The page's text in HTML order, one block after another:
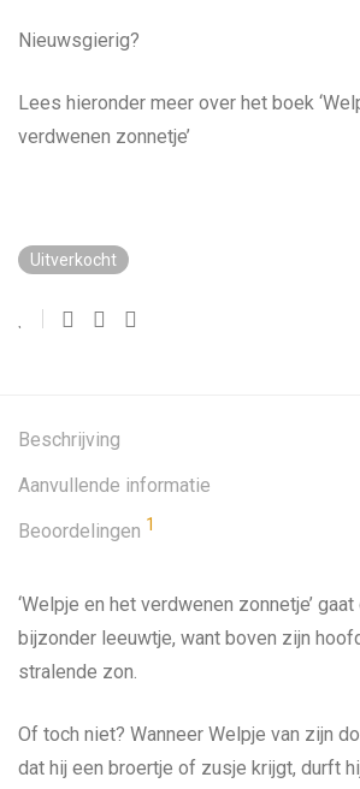
Nieuwsgierig?
Lees hieronder meer over het boek
verdwenen zonnetje’
Uitverkocht
Beschrijving
Aanvullende informatie
Beoordelingen 1
‘Welpje en het verdwenen zonnetje’
bijzonder leeuwtje, want boven zijn
stralende zon.
Of toch niet? Wanneer Welpje van zijn
dat hij een broertje of zusje krijgt, durft